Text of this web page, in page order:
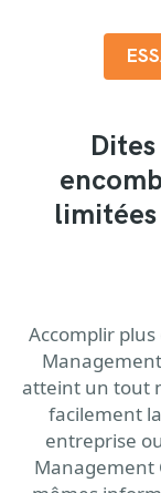
Accomplir plus
atteint un tout
facilement
entreprise
Management